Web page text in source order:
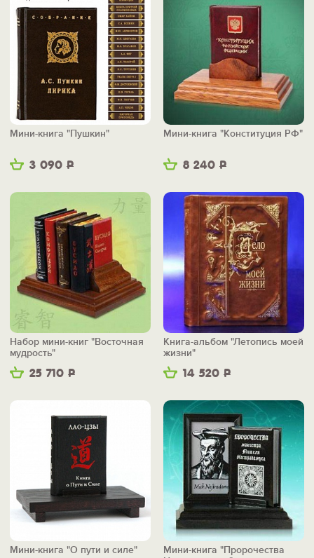
3 090 Р
Мини-книга "Пушкин"
8 240 Р
Мини-книга "Конституция РФ"
25 710 Р
Набор мини-книг "Восточная
мудрость"
14 520 Р
Книга-альбом "Летопись моей
жизни"
Мини-книга "О пути и силе"
Мини-книга "Пророчества